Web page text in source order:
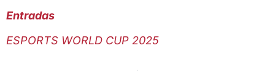
Entradas
ESPORTS WORLD CUP 2025